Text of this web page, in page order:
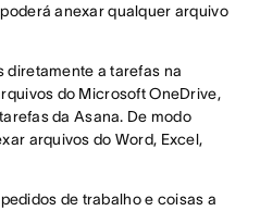
anexar qualquer arquivo
diretamente a tarefas na
do Microsoft OneDrive,
da Asana. De modo
arquivos do Word, Excel,
de trabalho e coisas a